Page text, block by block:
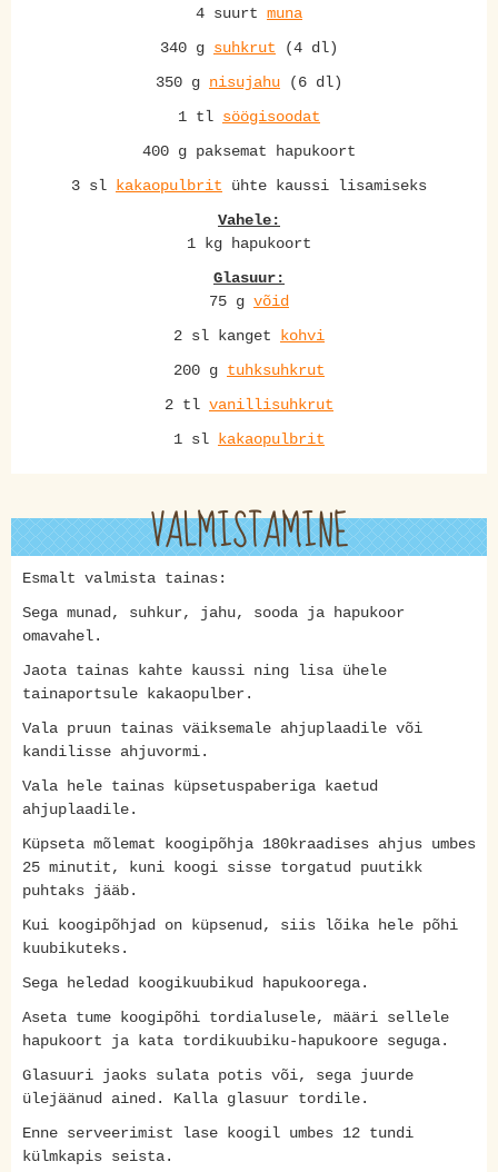
4 suurt muna
340 g suhkrut (4 dl)
350 g nisujahu (6 dl)
1 tl söögisoodat
400 g paksemat hapukoort
3 sl
kakaopulbrit ühte kaussi lisamiseks
Vahele:
1 kg hapukoort
Glasuur:
75 g võid
2 sl kanget
kohvi
200 g tuhksuhkrut
2 tl vanillisuhkrut
1 sl
kakaopulbrit
VALMISTAMINE
Esmalt valmista tainas:
Sega munad, suhkur, jahu, sooda ja hapukoor
omavahel.
Jaota tainas kahte kaussi ning lisa ühele
tainaportsule kakaopulber.
Vala pruun tainas väiksemale ahjuplaadile või
kandilisse ahjuvormi.
Vala hele tainas küpsetuspaberiga kaetud
ahjuplaadile.
Küpseta mõlemat koogipõhja 180kraadises ahjus umbes
25 minutit, kuni koogi sisse torgatud puutikk
puhtaks jääb.
Kui koogipõhjad on küpsenud, siis lõika hele põhi
kuubikuteks.
Sega heledad koogikuubikud hapukoorega.
Aseta tume koogipõhi tordialusele, määri sellele
hapukoort ja kata tordikuubiku-hapukoore seguga.
Glasuuri jaoks sulata potis või, sega juurde
ülejäänud ained. Kalla glasuur tordile.
Enne serveerimist lase koogil umbes 12 tundi
külmkapis seista.